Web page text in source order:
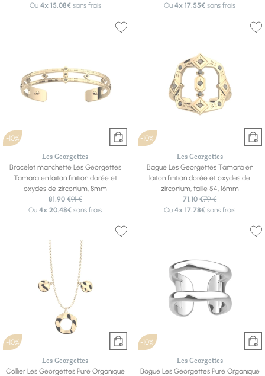
Ou 4x 15.08€sans frais
Ou4x 17.55€ sans frais
-10%
Les Georgettes
Bracelet manchette Les Georgettes
Tamara en laiton finition dorée et
oxydes de zirconium, 8mm
81,90 €91 €
Ou4x 20.48€ sans frais
-10%
Les Georgettes
Bague Les Georgettes Tamara en
laiton finition dorée et oxydes de
zirconium, taille 54, 16mm
71,10 €79 €
Ou4x 17.78€ sans frais
-10%
Les Georgettes
Collier Les Georgettes Pure Organique
-10%
Les Georgettes
Bague Les Georgettes Pure Organique